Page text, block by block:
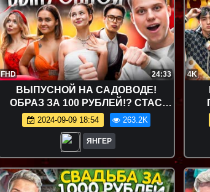
FHD 24:33
ВЫПУСНОЙ НА САДОВОДЕ!
ОБРАЗ ЗА 100 РУБЛЕЙ!? СТАС
КАЦУКИ,ФРОСЯ,КАТЯ ГОЛЫШЕВА,
СОНЯ СЛИППИ
2024-09-09 18:54 263.2K
ЯНГЕР
4K